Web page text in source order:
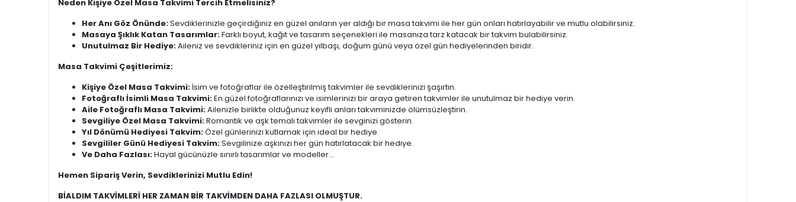
Neden Kişiye Özel Masa Takvimi Tercih Etmelisiniz?
Her Anı Göz Önünde:Sevdiklerinizle geçirdiğiniz en güzel anıların yer aldığı bir masa takvimi ile her gün onları hatırlayabilir ve mutlu olabilirsiniz.
Masaya Şıklık Katan Tasarımlar:Farklı boyut, kağıt ve tasarım seçenekleri ile masanıza tarz katacak bir takvim bulabilirsiniz.
Unutulmaz Bir Hediye:Aileniz ve sevdikleriniz için en güzel yılbaşı, doğum günü veya özel gün hediyelerinden biridir.
Masa Takvimi Çeşitlerimiz:
Kişiye Özel Masa Takvimi: İsim ve fotoğraflar ile özelleştirilmiş takvimler ile sevdiklerinizi şaşırtın.
Fotoğraflı İsimli Masa Takvimi:En güzel fotoğraflarınızı ve isimlerinizi bir araya getiren takvimler ile unutulmaz bir hediye verin.
Aile Fotoğraflı Masa Takvimi:Ailenizle birlikte olduğunuz keyifli anları takviminizde ölümsüzleştirin.
Sevgiliye Özel Masa Takvimi:Romantik ve aşk temalı takvimler ile sevginizi gösterin.
Yıl Dönümü Hediyesi Takvim:Özel günlerinizi kutlamak için ideal bir hediye.
Sevgililer Günü Hediyesi Takvim:Sevgilinize aşkınızı her gün hatırlatacak bir hediye.
Ve Daha Fazlası:Hayal gücünüzle sınırlı tasarımlar ve modeller...
Hemen Sipariş Verin, Sevdiklerinizi Mutlu Edin!
BİALDIM TAKVİMLERİ HER ZAMAN BİR TAKVİMDEN DAHA FAZLASI OLMUŞTUR.